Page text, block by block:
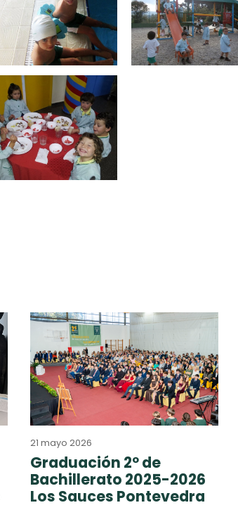
21 mayo 2026
Graduación 2º de
Bachillerato 2025-2026
Los Sauces Pontevedra